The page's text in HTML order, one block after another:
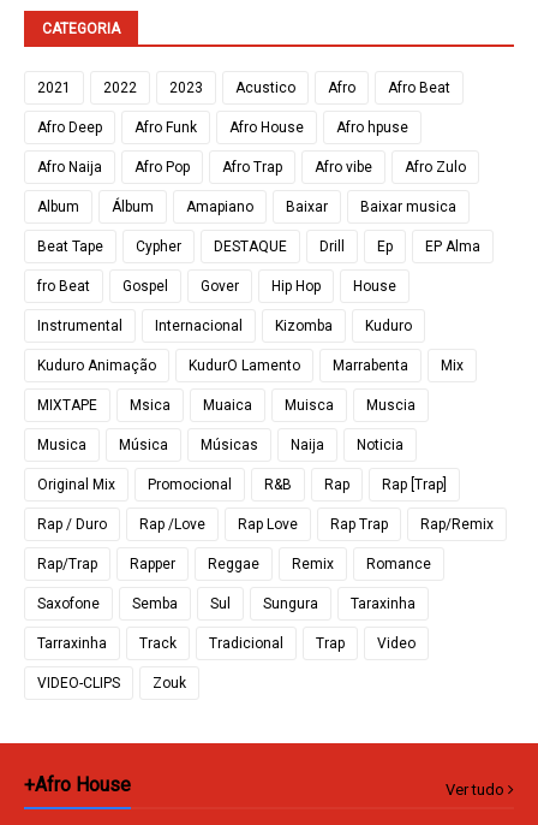
CATEGORIA
2021 2022 2023 Acustico Afro Afro Beat
Afro Deep Afro Funk Afro House Afro hpuse
Afro Naija Afro Pop Afro Trap Afro vibe Afro Zulo
Album Álbum Amapiano Baixar Baixar musica
Beat Tape Cypher DESTAQUE Drill Ep EP Alma
fro Beat Gospel Gover Hip Hop House
Instrumental Internacional Kizomba Kuduro
Kuduro Animação KudurO Lamento Marrabenta Mix
MIXTAPE Msica Muaica Muisca Muscia
Musica Música Músicas Naija Noticia
Original Mix Promocional R&B Rap Rap [Trap]
Rap / Duro Rap /Love Rap Love Rap Trap Rap/Remix
Rap/Trap Rapper Reggae Remix Romance
Saxofone Semba Sul Sungura Taraxinha
Tarraxinha Track Tradicional Trap Video
VIDEO-CLIPS Zouk
+Afro House Ver tudo